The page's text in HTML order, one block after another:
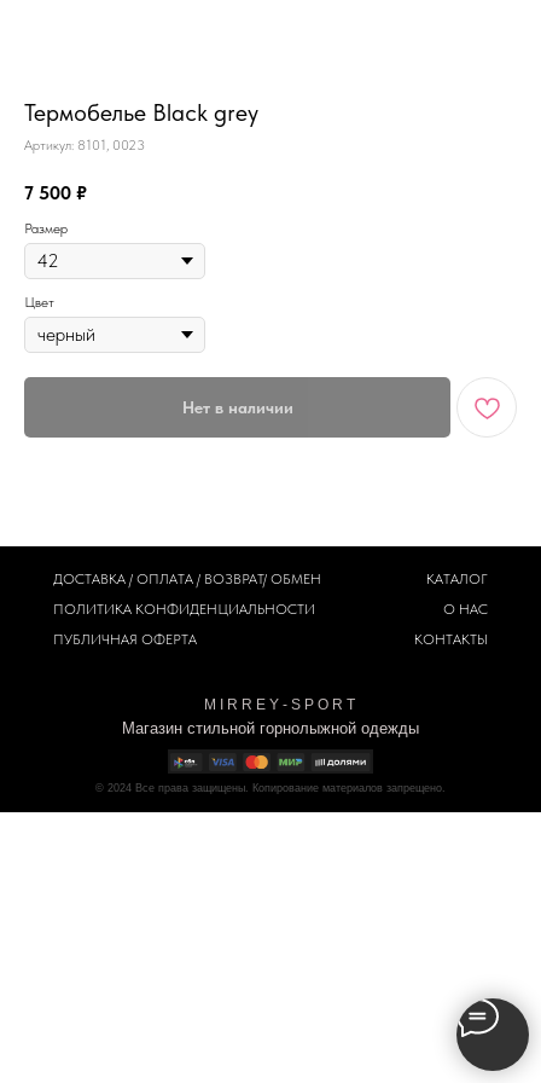
Термобелье Black grey
Артикул: 8101, 0023
7 500 ₽
Размер
Цвет
Нет в наличии
M I R R E Y - S P O R T
Магазин стильной горнолыжной одежды
© 2024 Все права защищены. Копирование материалов запрещено.
ДОСТАВКА / ОПЛАТА / ВОЗВРАТ/ ОБМЕН
ПОЛИТИКА КОНФИДЕНЦИАЛЬНОСТИ
ПУБЛИЧНАЯ ОФЕРТА
КАТАЛОГ
О НАС
КОНТАКТЫ